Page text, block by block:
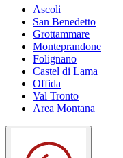
Ascoli
San Benedetto
Grottammare
Monteprandone
Folignano
Castel di Lama
Offida
Val Tronto
Area Montana